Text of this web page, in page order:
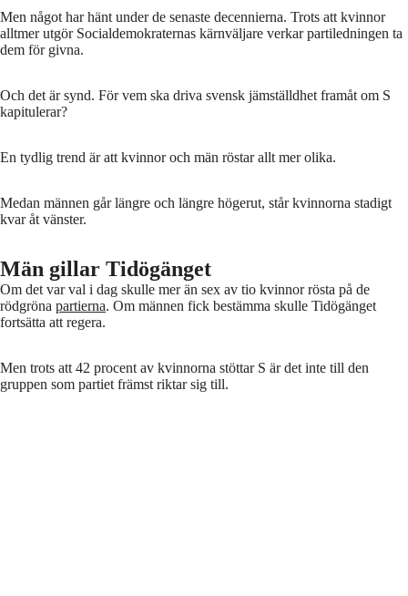
Men något har hänt under de senaste decennierna. Trots att kvinnor
alltmer utgör Socialdemokraternas kärnväljare verkar partiledningen ta
dem för givna.
Och det är synd. För vem ska driva svensk jämställdhet framåt om S
kapitulerar?
En tydlig trend är att kvinnor och män röstar allt mer olika.
Medan männen går längre och längre högerut, står kvinnorna stadigt
kvar åt vänster.
Män gillar Tidögänget
Om det var val i dag skulle mer än sex av tio kvinnor rösta på de
rödgröna partierna. Om männen fick bestämma skulle Tidögänget
fortsätta att regera.
Men trots att 42 procent av kvinnorna stöttar S är det inte till den
gruppen som partiet främst riktar sig till.